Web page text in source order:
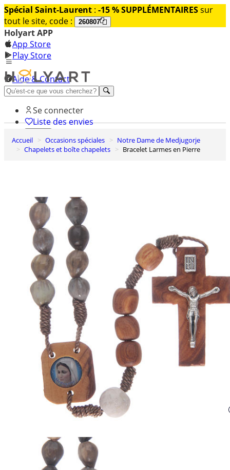
Spécial Saint-Laurent : -15 % SUPPLÉMENTAIRESsur
tout le site, code :
260807
Holyart APP
App Store
Play Store
Aide & Contact
Découvrez Premium
Se connecter
Liste des envies
0
Panier
Accueil Occasions spéciales
Notre Dame de Medjugorje
Chapelets et boîte chapelets
Bracelet Larmes en Pierre